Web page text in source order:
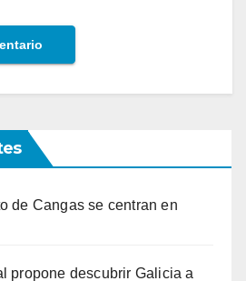
de Cangas se centran en
propone descubrir Galicia a